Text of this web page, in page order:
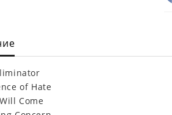
of Hate
Come